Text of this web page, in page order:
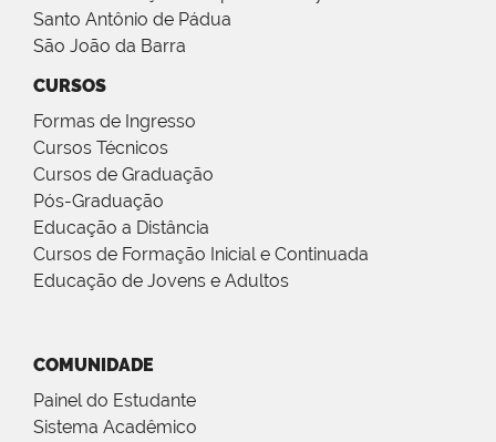
Santo Antônio de Pádua
São João da Barra
CURSOS
Formas de Ingresso
Cursos Técnicos
Cursos de Graduação
Pós-Graduação
Educação a Distância
Cursos de Formação Inicial e Continuada
Educação de Jovens e Adultos
COMUNIDADE
Painel do Estudante
Sistema Acadêmico